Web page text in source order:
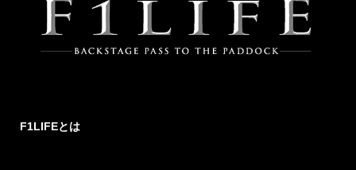
F1LIFEとは